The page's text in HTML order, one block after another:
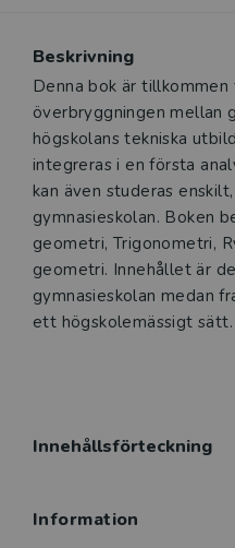
Beskrivning
Denna bok är
överbryggningen mellan
högskolans tekniska
integreras i en första
kan även studeras
gymnasieskolan. Boken
geometri, Trigonometri,
geometri. Innehållet är
gymnasieskolan medan
Innehållsförteckning
Information